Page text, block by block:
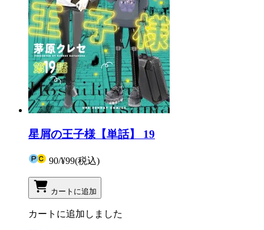
星屑の王子様【単話】 19
90/¥99(税込)
カートに追加
カートに追加しました